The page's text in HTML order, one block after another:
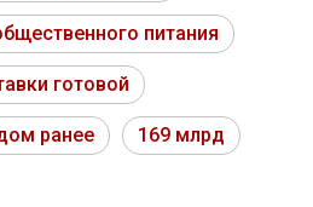
питания
готовой
ранее 169 млрд